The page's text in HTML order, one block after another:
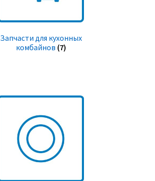
Запчасти для кухонных
комбайнов (7)